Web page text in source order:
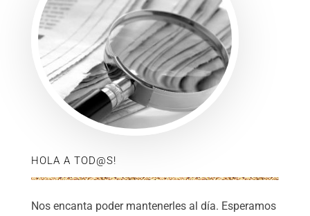
HOLA A TOD@S!
Nos encanta poder mantenerles al día. Esperamos